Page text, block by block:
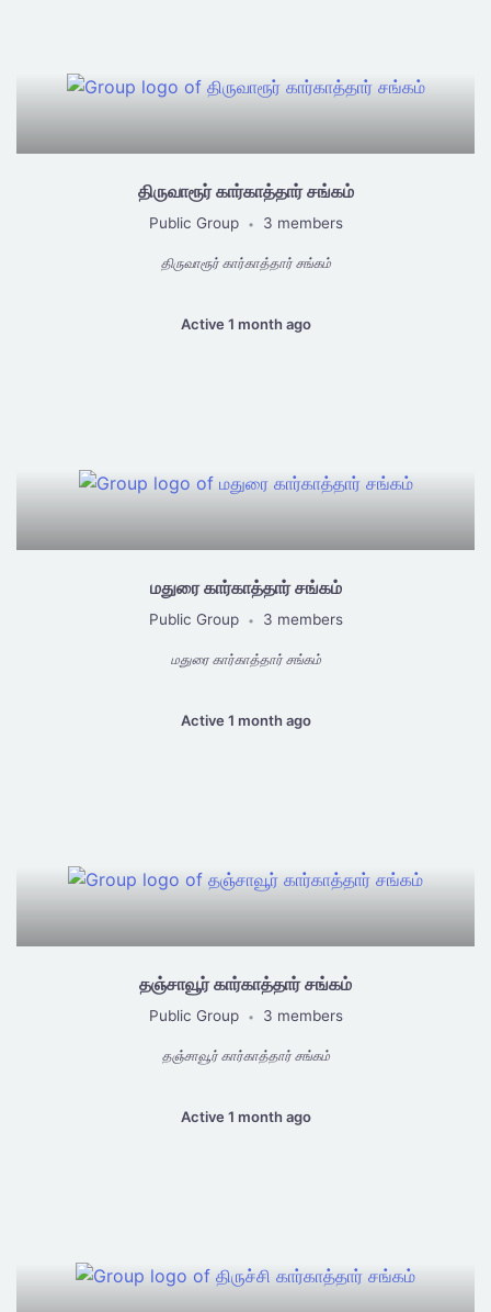
directory
திருவாரூர் கார்காத்தார் சங்கம்
Public Group • 3 members
திருவாரூர் கார்காத்தார் சங்கம்
Active 1 month ago
மதுரை கார்காத்தார் சங்கம்
Public Group • 3 members
மதுரை கார்காத்தார் சங்கம்
Active 1 month ago
தஞ்சாவூர் கார்காத்தார் சங்கம்
Public Group • 3 members
தஞ்சாவூர் கார்காத்தார் சங்கம்
Active 1 month ago